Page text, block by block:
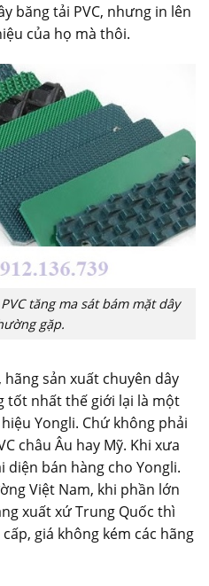
băng tải PVC, nhưng in lên
của họ mà thôi.
tăng ma sát bám mặt dây
gặp.
sản xuất chuyên dây
tốt nhất thế giới lại là một
Yongli. Chứ không phải
châu Âu hay Mỹ. Khi xưa
diện bán hàng cho Yongli.
Việt Nam, khi phần lớn
xuất xứ Trung Quốc thì
giá không kém các hãng